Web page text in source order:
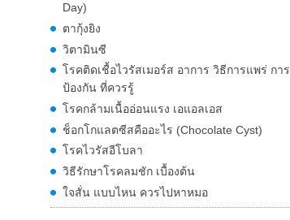
Day)
ตากุ้งยิง
วิตามินซี
โรคติดเชื้อไวรัสเมอร์ส อาการ วิธีการแพร่ การ
ป้องกัน ที่ควรรู้
โรคกล้ามเนื้ออ่อนแรง เอแอลเอส
ช็อกโกแลตซีสคืออะไร (Chocolate Cyst)
โรคไวรัสอีโบลา
วิธีรักษาโรคลมชัก เบื้องต้น
ใจสั่น แบบไหน ควรไปหาหมอ